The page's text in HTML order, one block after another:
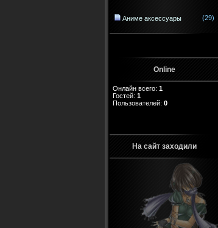
Аниме аксессуары (29)
Online
Онлайн всего: 1
Гостей: 1
Пользователей: 0
На сайт заходили
ваыпрвсапр